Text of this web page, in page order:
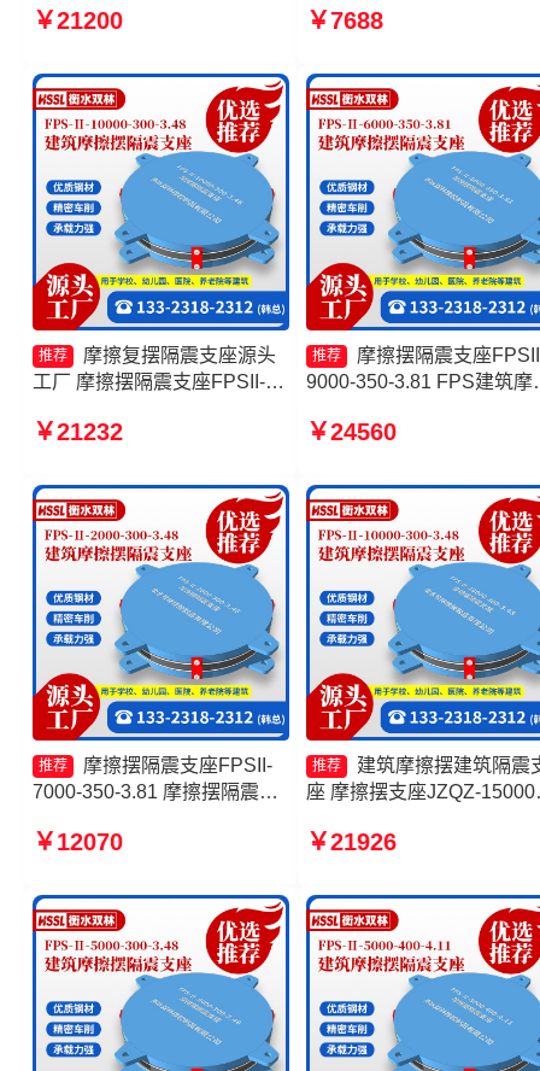
厂家
￥21200
隔震支座厂家
￥7688
推荐
摩擦复摆隔震支座源头
工厂 摩擦摆隔震支座FPSII-
隔震球形支座生产厂家 摩擦摆
3.81生产厂家
￥21232
推荐
摩擦摆隔震支座
9000-350-3.81 FPS建筑摩
座FPSII-4000-300-3.48源
座厂家
￥24560
推荐
摩擦摆隔震支座FPSII-
7000-350-3.81 摩擦摆隔震支
摩擦摆隔震支座FBD源头工厂
￥12070
推荐
建筑摩擦摆建筑隔震
座 摩擦摆支座JZQZ-15000
10000-350-3.81厂家 摩擦
￥21926